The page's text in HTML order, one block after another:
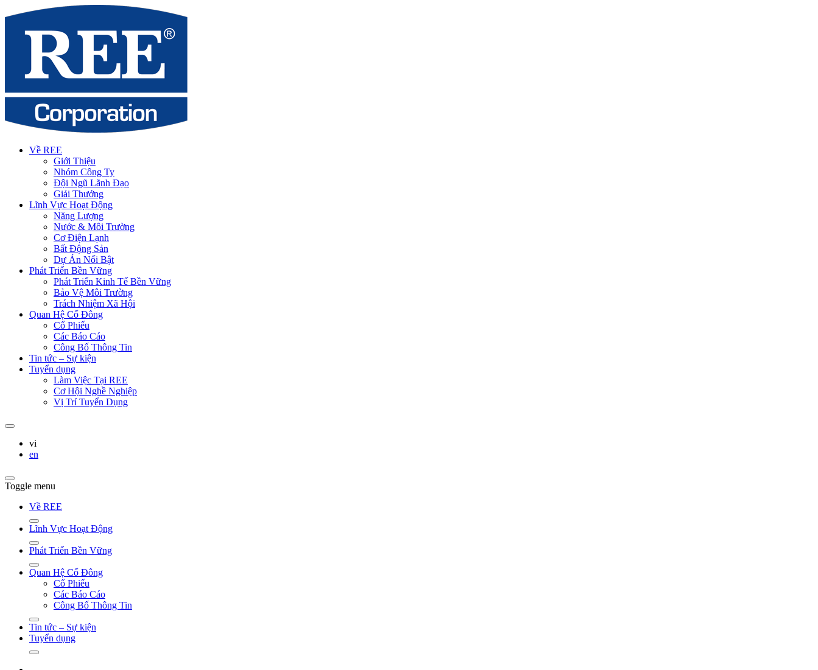
Về REE
Giới Thiệu
Nhóm Công Ty
Đội Ngũ Lãnh Đạo
Giải Thưởng
Lĩnh Vực Hoạt Động
Năng Lượng
Nước & Môi Trường
Cơ Điện Lạnh
Bất Động Sản
Dự Án Nổi Bật
Phát Triển Bền Vững
Phát Triển Kinh Tế Bền Vững
Bảo Vệ Môi Trường
Trách Nhiệm Xã Hội
Quan Hệ Cổ Đông
Cổ Phiếu
Các Báo Cáo
Công Bố Thông Tin
Tin tức – Sự kiện
Tuyển dụng
Làm Việc Tại REE
Cơ Hội Nghề Nghiệp
Vị Trí Tuyển Dụng
vi
en
Toggle menu
Về REE
Lĩnh Vực Hoạt Động
Phát Triển Bền Vững
Quan Hệ Cổ Đông
Cổ Phiếu
Các Báo Cáo
Công Bố Thông Tin
Tin tức – Sự kiện
Tuyển dụng